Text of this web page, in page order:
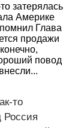
затерялась
Америке
Глава
продажи
повод
то
Россия